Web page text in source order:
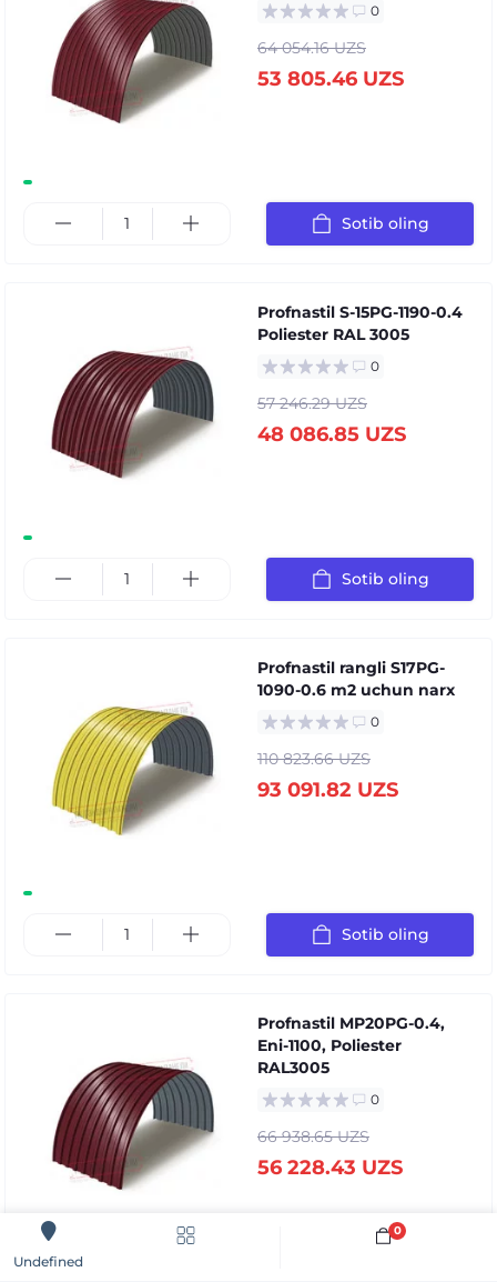
Undefined
0
Sotib oling
0
64 054.16 UZS
53 805.46 UZS
Sotib oling
Profnastil S-15PG-1190-0.4
Poliester RAL 3005
0
57 246.29 UZS
48 086.85 UZS
Sotib oling
Profnastil rangli S17PG-
1090-0.6 m2 uchun narx
0
110 823.66 UZS
93 091.82 UZS
Sotib oling
Profnastil MP20PG-0.4,
Eni-1100, Poliester
RAL3005
0
66 938.65 UZS
56 228.43 UZS